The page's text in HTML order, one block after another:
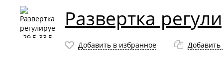
Развертка
Добавить в избранное Добавить